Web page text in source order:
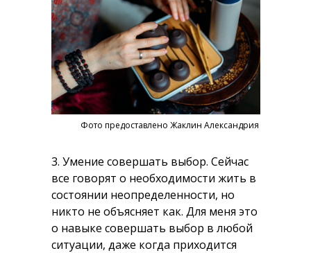
Фото предоставлено Жаклин Александрия
3. Умение совершать выбор. Сейчас
все говорят о необходимости жить в
состоянии неопределенности, но
никто не объясняет как. Для меня это
о навыке совершать выбор в любой
ситуации, даже когда приходится